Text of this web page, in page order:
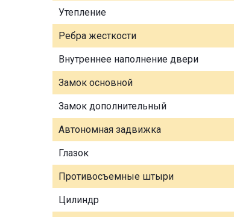
Утепление
Ребра жесткости
Внутреннее наполнение двери
Замок основной
Замок дополнительный
Автономная задвижка
Глазок
Противосъемные штыри
Цилиндр